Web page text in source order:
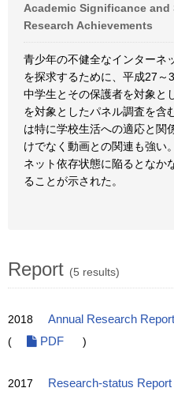
Academic Significance
Research Achievements
青少年の不健全なインターネ
を探求するために、平成27
中学生とその保護者を対象と
を対象としたパネル調査を含
は特に学校生活への適応と関
けでなく動画との関連も強い
ネット依存状態に陥るとなか
ることが示された。
Report (5 results)
2018 Annual Research Report
(
PDF )
2017 Research-status Report